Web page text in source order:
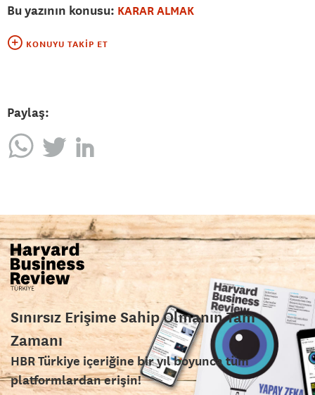
Bu yazının konusu: KARAR ALMAK
KONUYU TAKIP ET
Paylaş:
Sınırsız Erişime Sahip Olmanın Tam
Zamanı
HBR Türkiye içeriğine bir yıl boyunca tüm
platformlardan erişin!